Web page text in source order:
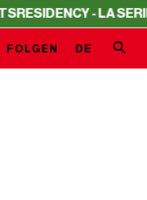
- LA SERIE A
FOLGEN DE